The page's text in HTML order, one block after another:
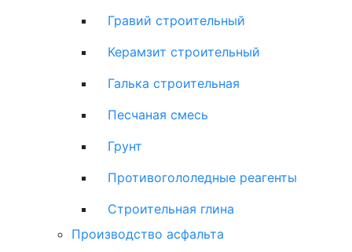
Гравий строительный
Керамзит строительный
Галька строительная
Песчаная смесь
Грунт
Противогололедные реагенты
Строительная глина
Производство асфальта